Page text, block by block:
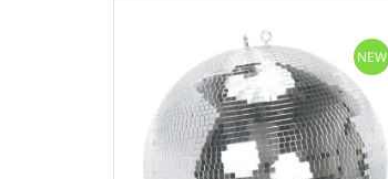
NEW